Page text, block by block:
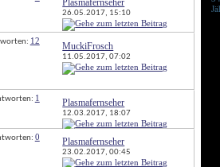
26.05.2017, 15:10
12 MuckiFrosch
11.05.2017, 07:02
1 Plasmafernseher
12.03.2017, 18:07
0 Plasmafernseher
23.02.2017, 00:45